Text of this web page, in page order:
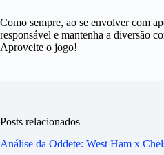
Como sempre, ao se envolver com
responsável e mantenha a diversão
Aproveite o jogo!
Posts relacionados
Análise da Oddete: West Ham x